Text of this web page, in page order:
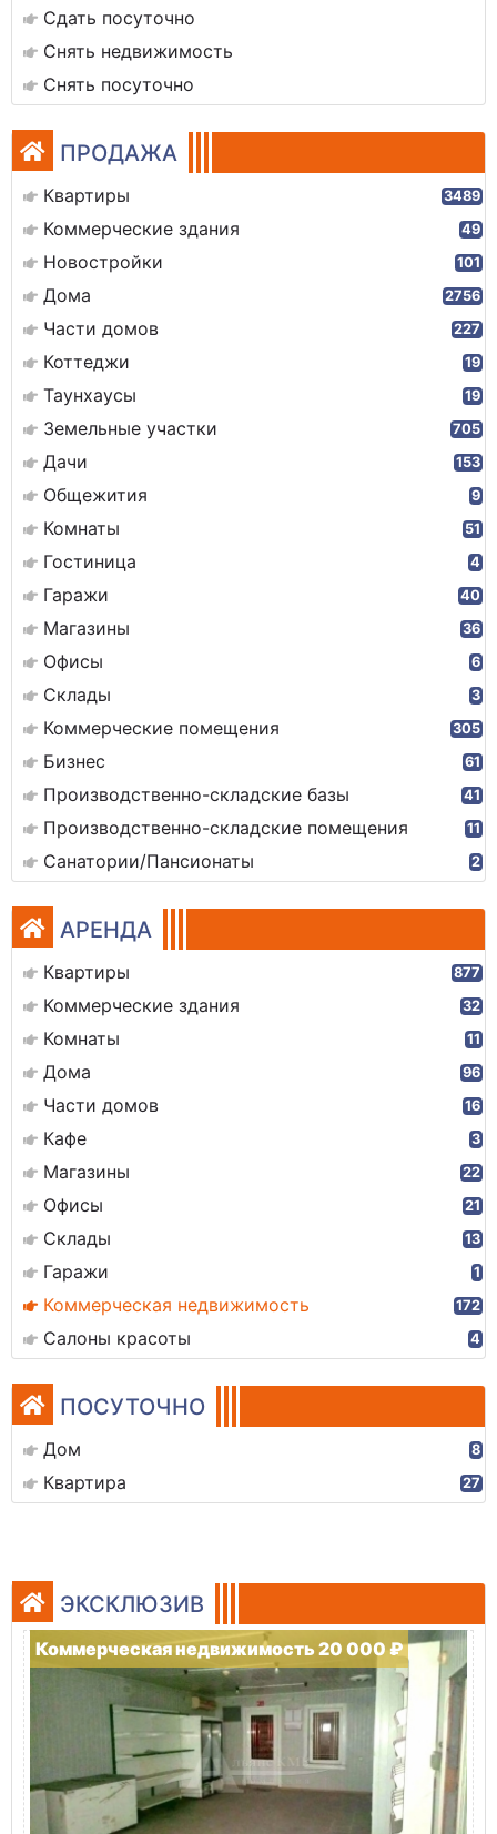
Сдать посуточно
Снять недвижимость
Снять посуточно
ПРОДАЖА
Квартиры 3489
Коммерческие здания 49
Новостройки 101
Дома 2756
Части домов 227
Коттеджи 19
Таунхаусы 19
Земельные участки 705
Дачи 153
Общежития 9
Комнаты 51
Гостиница 4
Гаражи 40
Магазины 36
Офисы 6
Склады 3
Коммерческие помещения 305
Бизнес 61
Производственно-складские базы 41
Производственно-складские помещения 11
Санатории/Пансионаты 2
АРЕНДА
Квартиры 877
Коммерческие здания 32
Комнаты 11
Дома 96
Части домов 16
Кафе 3
Магазины 22
Офисы 21
Склады 13
Гаражи 1
Коммерческая недвижимость 172
Салоны красоты 4
ПОСУТОЧНО
Дом 8
Квартира 27
ЭКСКЛЮЗИВ
Коммерческая недвижимость 20 000 ₽